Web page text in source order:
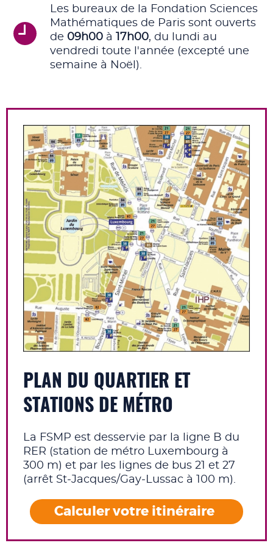
Les bureaux de la Fondation Sciences
Mathématiques de Paris sont ouverts
de 09h00 à 17h00, du lundi au
vendredi toute l'année (excepté une
semaine à Noël).
PLAN DU QUARTIER ET
STATIONS DE MÉTRO
La FSMP est desservie par la ligne B du
RER (station de métro Luxembourg à
300 m) et par les lignes de bus 21 et 27
(arrêt St‑Jacques/Gay‑Lussac à 100 m).
Calculer votre itinéraire